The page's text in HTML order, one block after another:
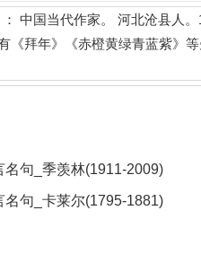
： 中国当代作家。 河北沧县人
《拜年》《赤橙黄绿青蓝紫》
名句_季羡林(1911-2009)
名句_卡莱尔(1795-1881)